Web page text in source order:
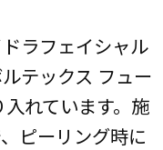
ラフェイシャル
テックス フュー
れています。施
ピーリング時に